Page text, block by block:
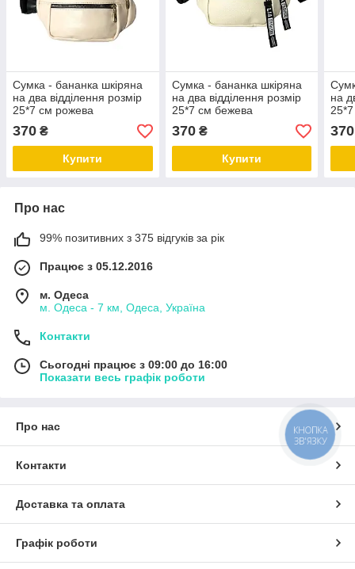
Сумка - бананка шкіряна
на два відділення розмір
25*7 см рожева
370 ₴
Купити
Сумка - бананка шкіряна
на два відділення розмір
25*7 см бежева
370₴
Купити
на
370
Про нас
99% позитивних з 375 відгуків за рік
Працює з 05.12.2016
м. Одеса
м. Одеса - 7 км, Одеса, Україна
Контакти
Сьогодні працює з 09:00 до 16:00
Показати весь графік роботи
Про нас
Контакти
Доставка та оплата
Графік роботи
КНОПКА
ЗВ'ЯЗКУ